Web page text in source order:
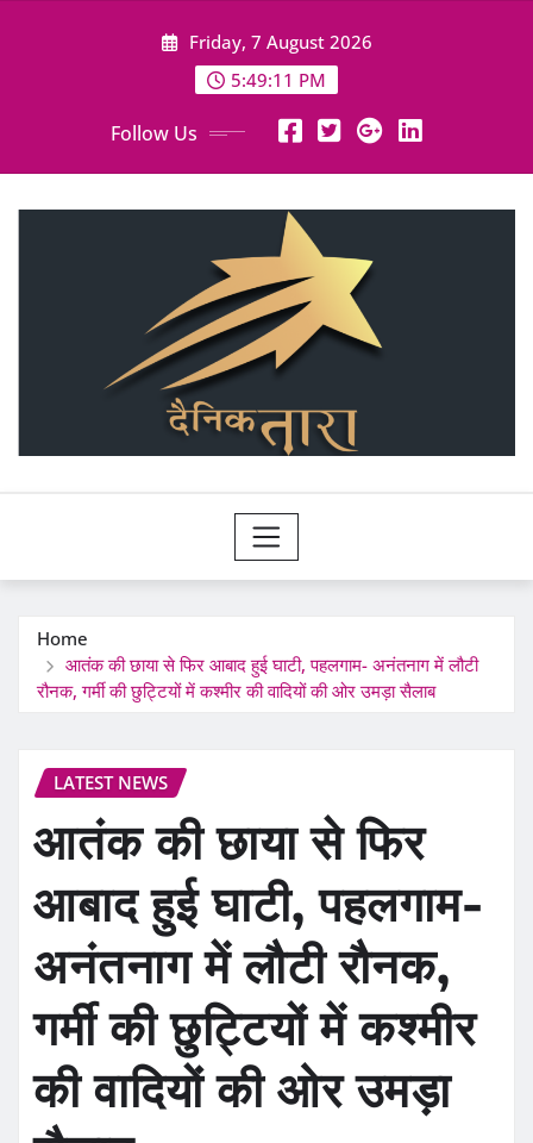
Friday, 7 August 2026
5:49:13 PM
Follow Us
Home
आतंक की छाया से फिर आबाद हुई घाटी, पहलगाम- अनंतनाग में लौटी
रौनक, गर्मी की छुट्टियों में कश्मीर की वादियों की ओर उमड़ा सैलाब
LATEST NEWS
आतंक की छाया से फिर
आबाद हुई घाटी, पहलगाम-
अनंतनाग में लौटी रौनक,
गर्मी की छुट्टियों में कश्मीर
की वादियों की ओर उमड़ा